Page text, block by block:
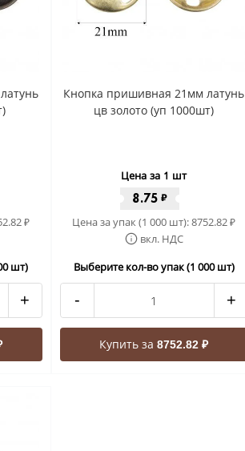
₽
шт)
+
Кнопка пришивная 21мм латунь
цв золото (уп 1000шт)
Цена за 1 шт
8.75 ₽
Цена за упак (1 000 шт):8752.82₽
вкл. НДС
Выберите кол-во упак (1 000 шт)
- +
Купить за8752.82 ₽